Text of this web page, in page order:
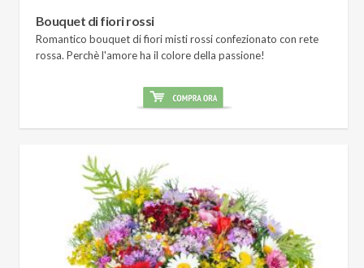
Bouquet di fiori rossi
Romantico bouquet di fiori misti rossi confezionato con rete
rossa. Perchè l'amore ha il colore della passione!